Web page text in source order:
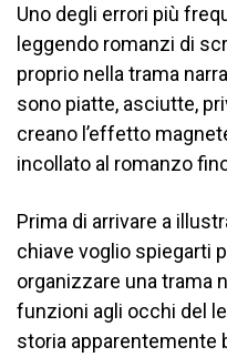
Uno degli errori più
leggendo romanzi di
proprio nella trama
sono piatte, asciutte,
creano l’effetto
incollato al romanzo
Prima di arrivare a
chiave voglio spiegarti
organizzare una trama
funzioni agli occhi del
storia apparentemente